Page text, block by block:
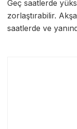
Geç saatlerde
zorlaştırabilir.
saatlerde ve